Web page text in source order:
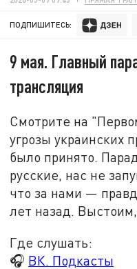
ПОДПИШИТЕСЬ:
9 мая. Главный
трансляция
Смотрите на
угрозы украинских
было принято.
русские, нас не
что за нами —
лет назад.
Где слушать:
🎧 ВК. Подкасты